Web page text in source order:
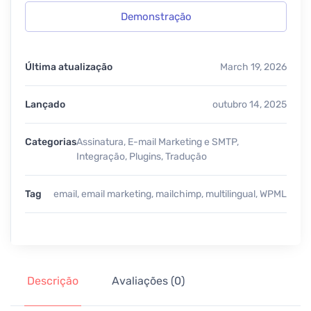
Demonstração
Última atualização March 19, 2026
Lançado outubro 14, 2025
CategoriasAssinatura, E-mail Marketing e SMTP,
Integração, Plugins,Tradução
Tag email,email marketing, mailchimp, multilingual,WPML
Descrição Avaliações (0)